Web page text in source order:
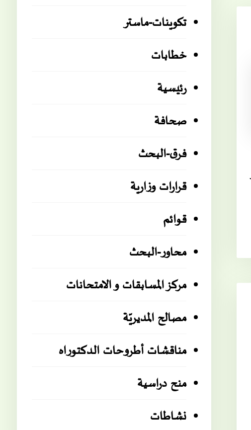
تكوينات-ماستر
خطابات
رئيسية
صحافة
فرق-البحث
قرارات وزارية
قوائم
محاور-البحث
مركز المسابقات و الامتحانات
مصالح المديريّة
مناقشات أطروحات الدكتوراه
منح دراسية
نشاطات